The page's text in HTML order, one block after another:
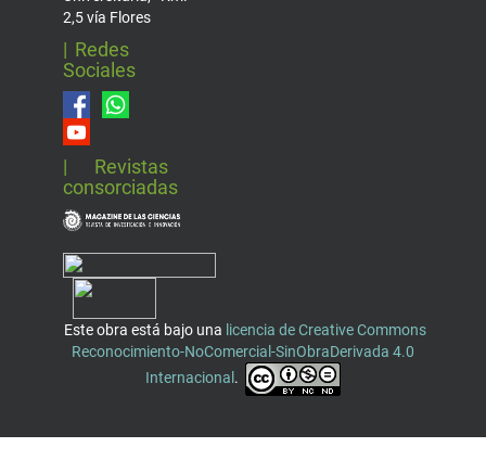
2,5 vía Flores
| Redes
Sociales
| Revistas
consorciadas
Este obra está bajo una licencia de Creative Commons
Reconocimiento-NoComercial-SinObraDerivada 4.0
Internacional .